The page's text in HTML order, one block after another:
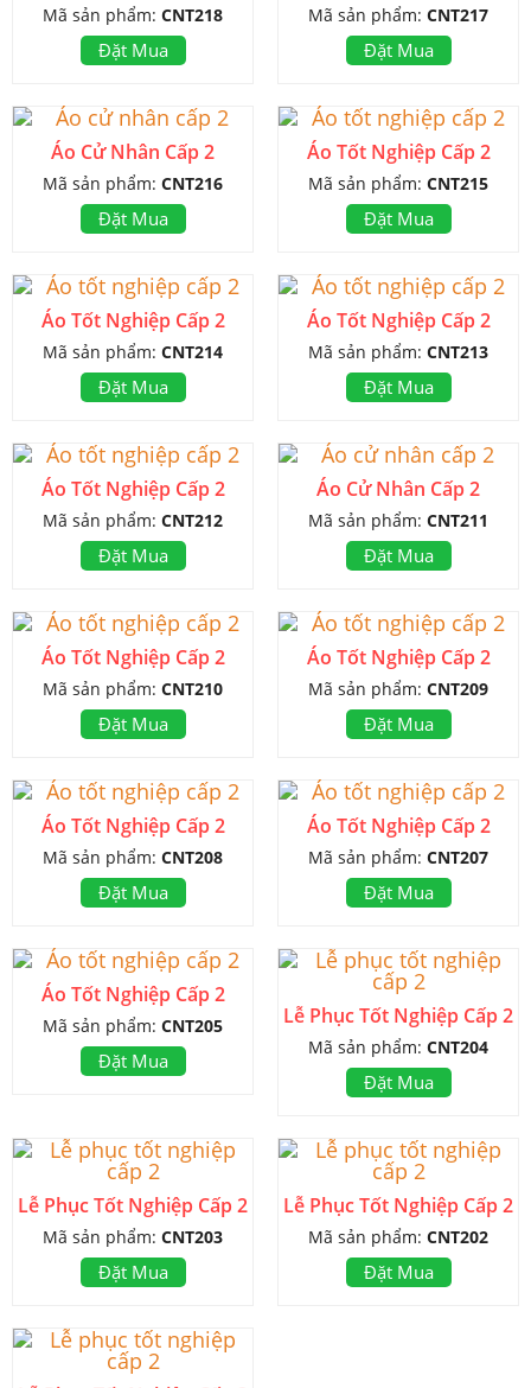
Mã sản phẩm: CNT218
Đặt Mua
Mã sản phẩm: CNT217
Đặt Mua
Áo Cử Nhân Cấp 2
Mã sản phẩm: CNT216
Đặt Mua
Áo Tốt Nghiệp Cấp 2
Mã sản phẩm: CNT215
Đặt Mua
Áo Tốt Nghiệp Cấp 2
Mã sản phẩm: CNT214
Đặt Mua
Áo Tốt Nghiệp Cấp 2
Mã sản phẩm: CNT213
Đặt Mua
Áo Tốt Nghiệp Cấp 2
Mã sản phẩm: CNT212
Đặt Mua
Áo Cử Nhân Cấp 2
Mã sản phẩm: CNT211
Đặt Mua
Áo Tốt Nghiệp Cấp 2
Mã sản phẩm: CNT210
Đặt Mua
Áo Tốt Nghiệp Cấp 2
Mã sản phẩm: CNT209
Đặt Mua
Áo Tốt Nghiệp Cấp 2
Mã sản phẩm: CNT208
Đặt Mua
Áo Tốt Nghiệp Cấp 2
Mã sản phẩm: CNT207
Đặt Mua
Áo Tốt Nghiệp Cấp 2
Mã sản phẩm: CNT205
Đặt Mua
Lễ Phục Tốt Nghiệp Cấp 2
Mã sản phẩm: CNT204
Đặt Mua
Lễ Phục Tốt Nghiệp Cấp 2
Mã sản phẩm: CNT203
Đặt Mua
Lễ Phục Tốt Nghiệp Cấp 2
Mã sản phẩm: CNT202
Đặt Mua